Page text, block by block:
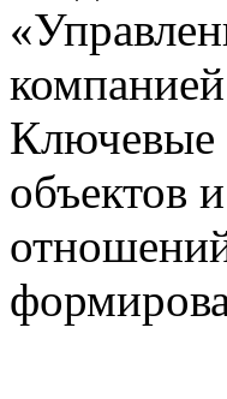
Ключевые
объектов